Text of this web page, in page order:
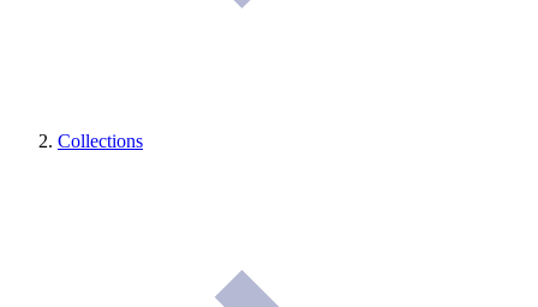
Collections